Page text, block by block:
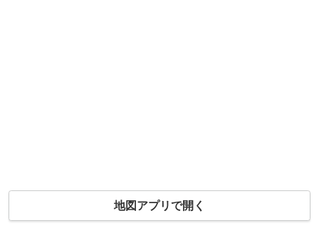
地図アプリで開く